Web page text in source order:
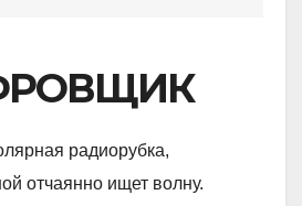
радиорубка,
отчаянно ищет волну.